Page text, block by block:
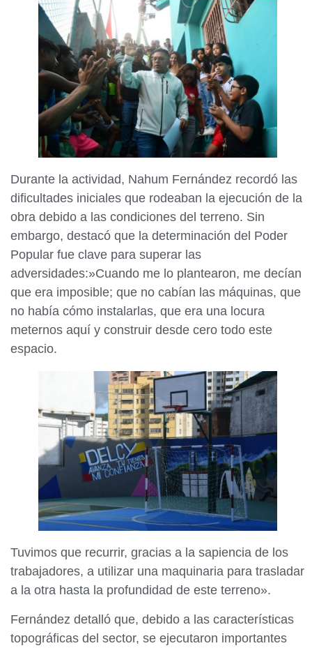
Durante la actividad, Nahum Fernández recordó las
dificultades iniciales que rodeaban la ejecución de la
obra debido a las condiciones del terreno. Sin
embargo, destacó que la determinación del Poder
Popular fue clave para superar las
adversidades:»Cuando me lo plantearon, me decían
que era imposible; que no cabían las máquinas, que
no había cómo instalarlas, que era una locura
meternos aquí y construir desde cero todo este
espacio.
Tuvimos que recurrir, gracias a la sapiencia de los
trabajadores, a utilizar una maquinaria para trasladar
a la otra hasta la profundidad de este terreno».
Fernández detalló que, debido a las características
topográficas del sector, se ejecutaron importantes